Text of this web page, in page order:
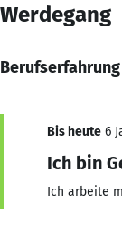
Werdegang
Bis heute 6
Ich bin
Ich arbeite